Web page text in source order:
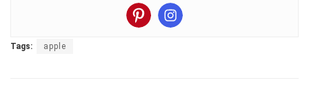
Tags: apple